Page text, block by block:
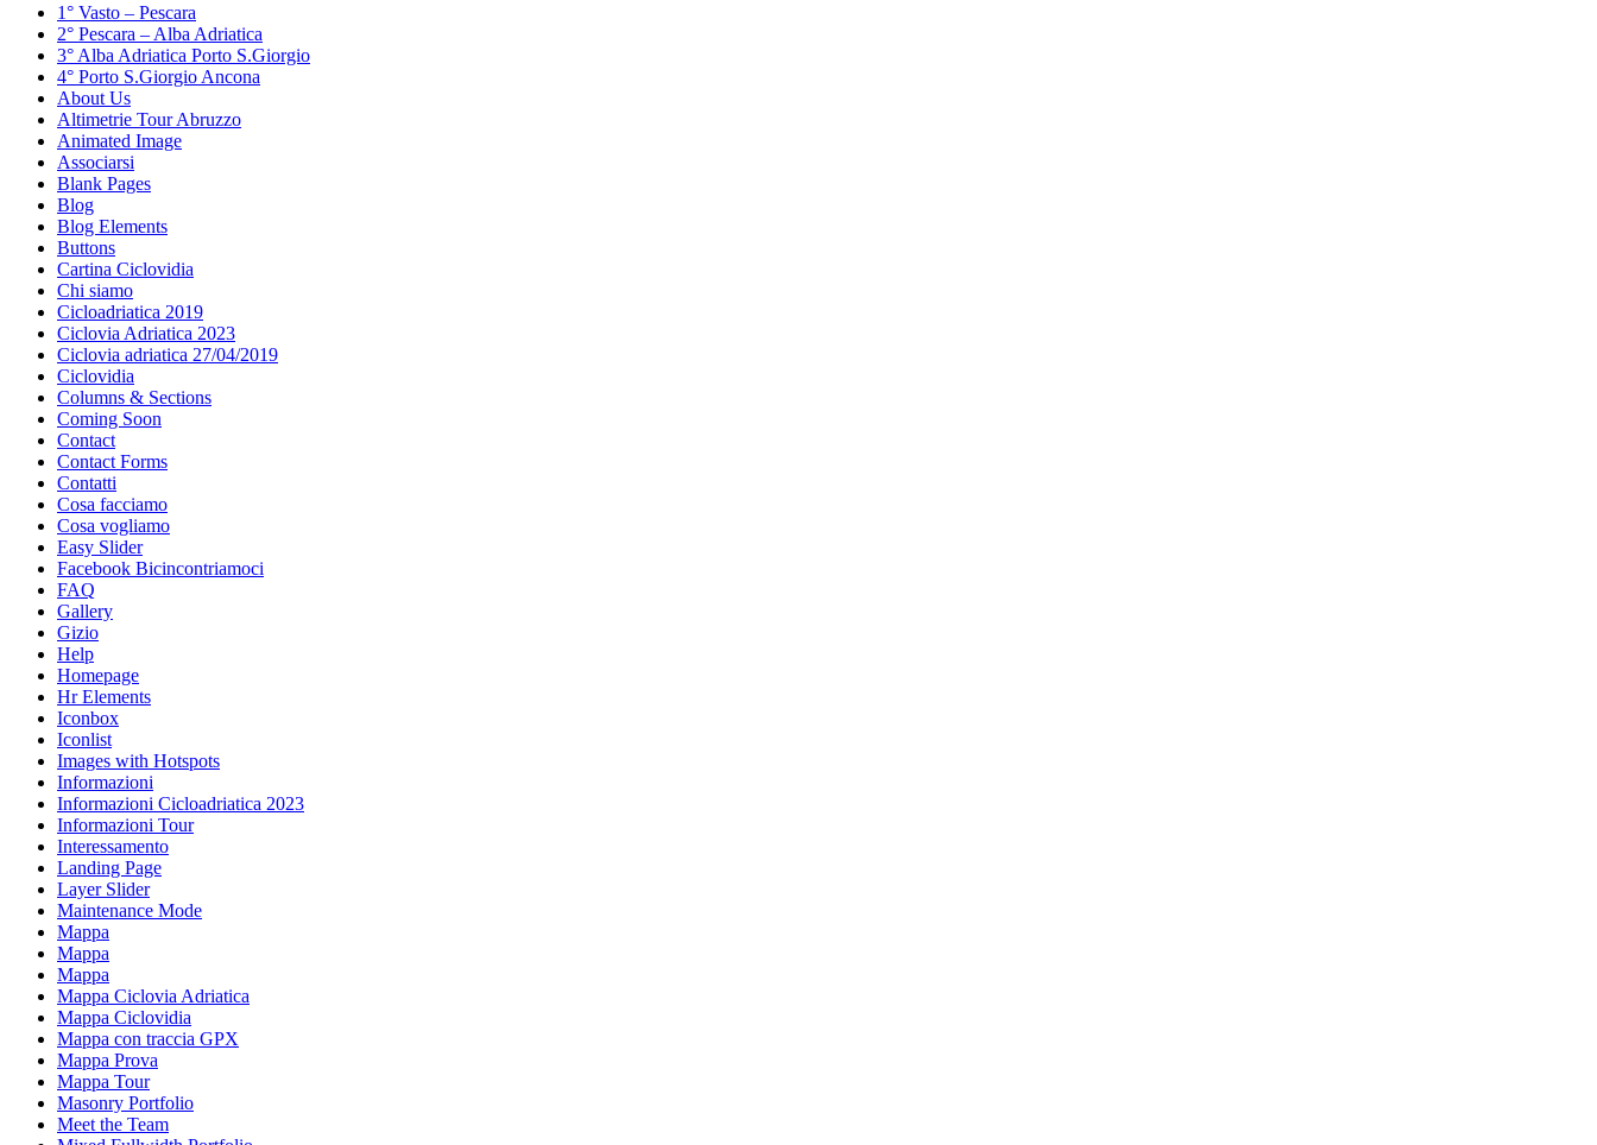
1° Vasto – Pescara
2° Pescara – Alba Adriatica
3° Alba Adriatica Porto S.Giorgio
4° Porto S.Giorgio Ancona
About Us
Altimetrie Tour Abruzzo
Animated Image
Associarsi
Blank Pages
Blog
Blog Elements
Buttons
Cartina Ciclovidia
Chi siamo
Cicloadriatica 2019
Ciclovia Adriatica 2023
Ciclovia adriatica 27/04/2019
Ciclovidia
Columns & Sections
Coming Soon
Contact
Contact Forms
Contatti
Cosa facciamo
Cosa vogliamo
Easy Slider
Facebook Bicincontriamoci
FAQ
Gallery
Gizio
Help
Homepage
Hr Elements
Iconbox
Iconlist
Images with Hotspots
Informazioni
Informazioni Cicloadriatica 2023
Informazioni Tour
Interessamento
Landing Page
Layer Slider
Maintenance Mode
Mappa
Mappa
Mappa
Mappa Ciclovia Adriatica
Mappa Ciclovidia
Mappa con traccia GPX
Mappa Prova
Mappa Tour
Masonry Portfolio
Meet the Team